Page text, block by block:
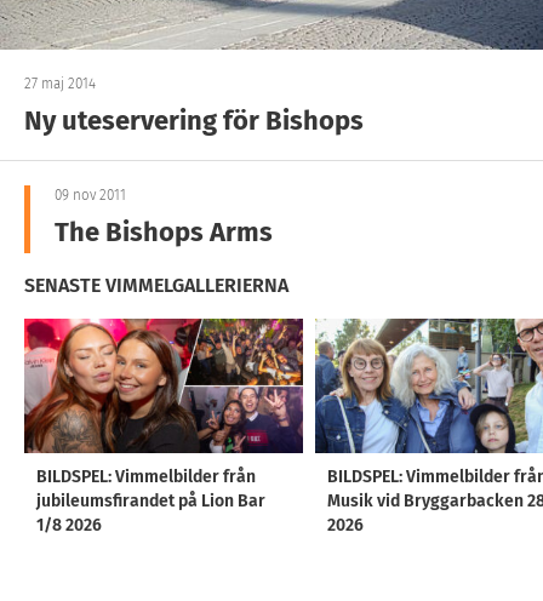
27 maj 2014
Ny uteservering för Bishops
09 nov 2011
The Bishops Arms
SENASTE VIMMELGALLERIERNA
BILDSPEL: Vimmelbilder från
jubileumsfirandet på Lion Bar
1/8 2026
BILDSPEL: Vimmelbilder
Musik vid Bryggarbacken
2026